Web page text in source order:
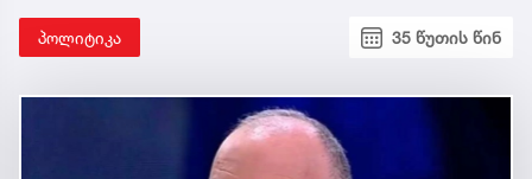
პოლიტიკა 35 წუთის წინ